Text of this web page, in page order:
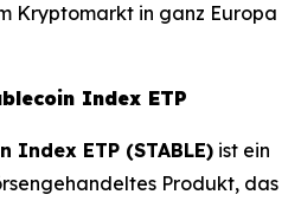
Kryptomarkt in ganz Europa
Index ETP
Index ETP (STABLE) ist ein
Produkt, das